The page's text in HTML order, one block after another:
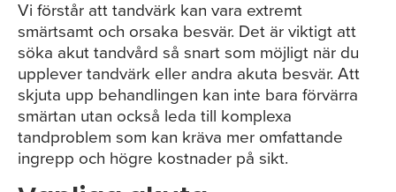
Vi förstår att tandvärk kan vara extremt
smärtsamt och orsaka besvär. Det är viktigt att
söka akut tandvård så snart som möjligt när du
upplever tandvärk eller andra akuta besvär. Att
skjuta upp behandlingen kan inte bara förvärra
smärtan utan också leda till komplexa
tandproblem som kan kräva mer omfattande
ingrepp och högre kostnader på sikt.